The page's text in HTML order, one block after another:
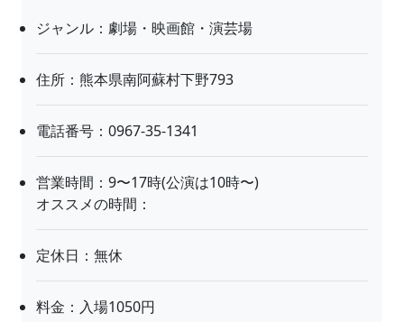
ジャンル：劇場・映画館・演芸場
住所：熊本県南阿蘇村下野793
電話番号：0967-35-1341
営業時間：9〜17時(公演は10時〜)
オススメの時間：
定休日：無休
料金：入場1050円